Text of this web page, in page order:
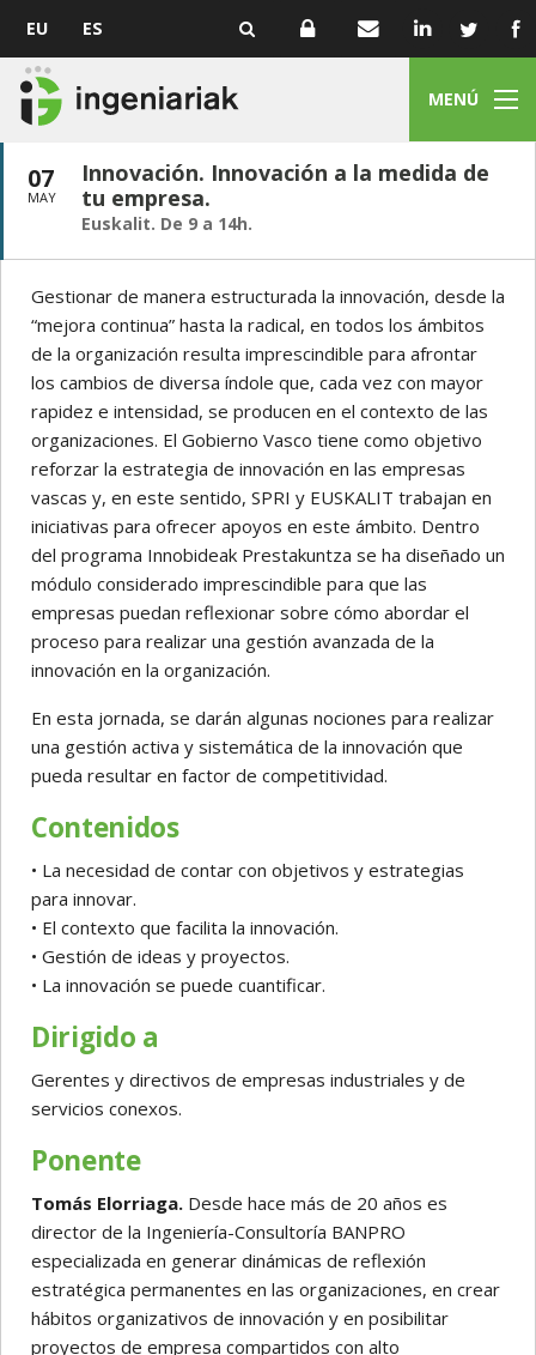
EU ES
MENÚ
07
MAY
Innovación. Innovación a la medida de
tu empresa.
Euskalit. De 9 a 14h.
Gestionar de manera estructurada la innovación, desde la
“mejora continua” hasta la radical, en todos los ámbitos
de la organización resulta imprescindible para afrontar
los cambios de diversa índole que, cada vez con mayor
rapidez e intensidad, se producen en el contexto de las
organizaciones. El Gobierno Vasco tiene como objetivo
reforzar la estrategia de innovación en las empresas
vascas y, en este sentido, SPRI y EUSKALIT trabajan en
iniciativas para ofrecer apoyos en este ámbito. Dentro
del programa Innobideak Prestakuntza se ha diseñado un
módulo considerado imprescindible para que las
empresas puedan reflexionar sobre cómo abordar el
proceso para realizar una gestión avanzada de la
innovación en la organización.
En esta jornada, se darán algunas nociones para realizar
una gestión activa y sistemática de la innovación que
pueda resultar en factor de competitividad.
Contenidos
• La necesidad de contar con objetivos y estrategias
para innovar.
• El contexto que facilita la innovación.
• Gestión de ideas y proyectos.
• La innovación se puede cuantificar.
Dirigido a
Gerentes y directivos de empresas industriales y de
servicios conexos.
Ponente
Tomás Elorriaga. Desde hace más de 20 años es
director de la Ingeniería-Consultoría BANPRO
especializada en generar dinámicas de reflexión
estratégica permanentes en las organizaciones, en crear
hábitos organizativos de innovación y en posibilitar
proyectos de empresa compartidos con alto